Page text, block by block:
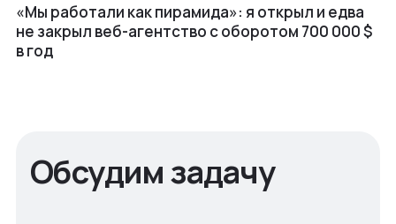
«Мы работали как пирамида»: я открыл и едва
не закрыл веб⁠-⁠агентство с оборотом 700 000 $
в год
Обсудим задачу